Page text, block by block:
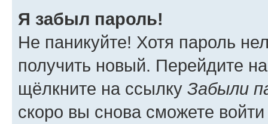
Я забыл пароль!
Не паникуйте! Хотя пароль
получить новый. Перейдите
щёлкните на ссылку Забыли
скоро вы снова сможете